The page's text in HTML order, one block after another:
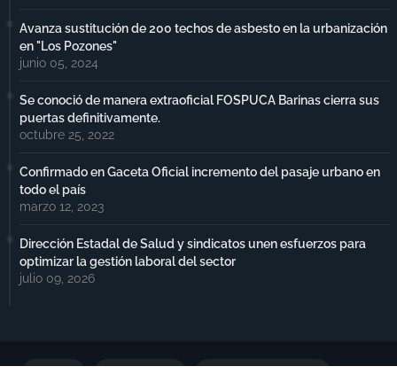
Avanza sustitución de 200 techos de asbesto en la urbanización
en "Los Pozones"
junio 05, 2024
Se conoció de manera extraoficial FOSPUCA Barinas cierra sus
puertas definitivamente.
octubre 25, 2022
Confirmado en Gaceta Oficial incremento del pasaje urbano en
todo el país
marzo 12, 2023
Dirección Estadal de Salud y sindicatos unen esfuerzos para
optimizar la gestión laboral del sector
julio 09, 2026